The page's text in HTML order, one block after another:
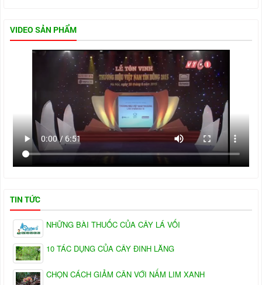
VIDEO SẢN PHẨM
TIN TỨC
NHỮNG BÀI THUỐC CỦA CÂY LÁ VỐI
10 TÁC DỤNG CỦA CÂY ĐINH LĂNG
CHỌN CÁCH GIẢM CÂN VỚI NẤM LIM XANH